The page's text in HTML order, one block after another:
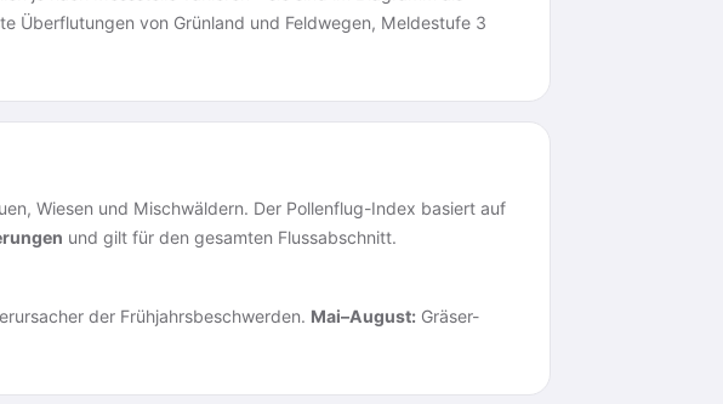
Überflutungen von Grünland und Feldwegen, Meldestufe 3
Wiesen und Mischwäldern. Der Pollenflug-Index basiert auf
und gilt für den gesamten Flussabschnitt.
der Frühjahrsbeschwerden. Mai–August: Gräser-